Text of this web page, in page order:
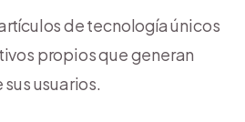
de tecnología únicos
propios que generan
usuarios.